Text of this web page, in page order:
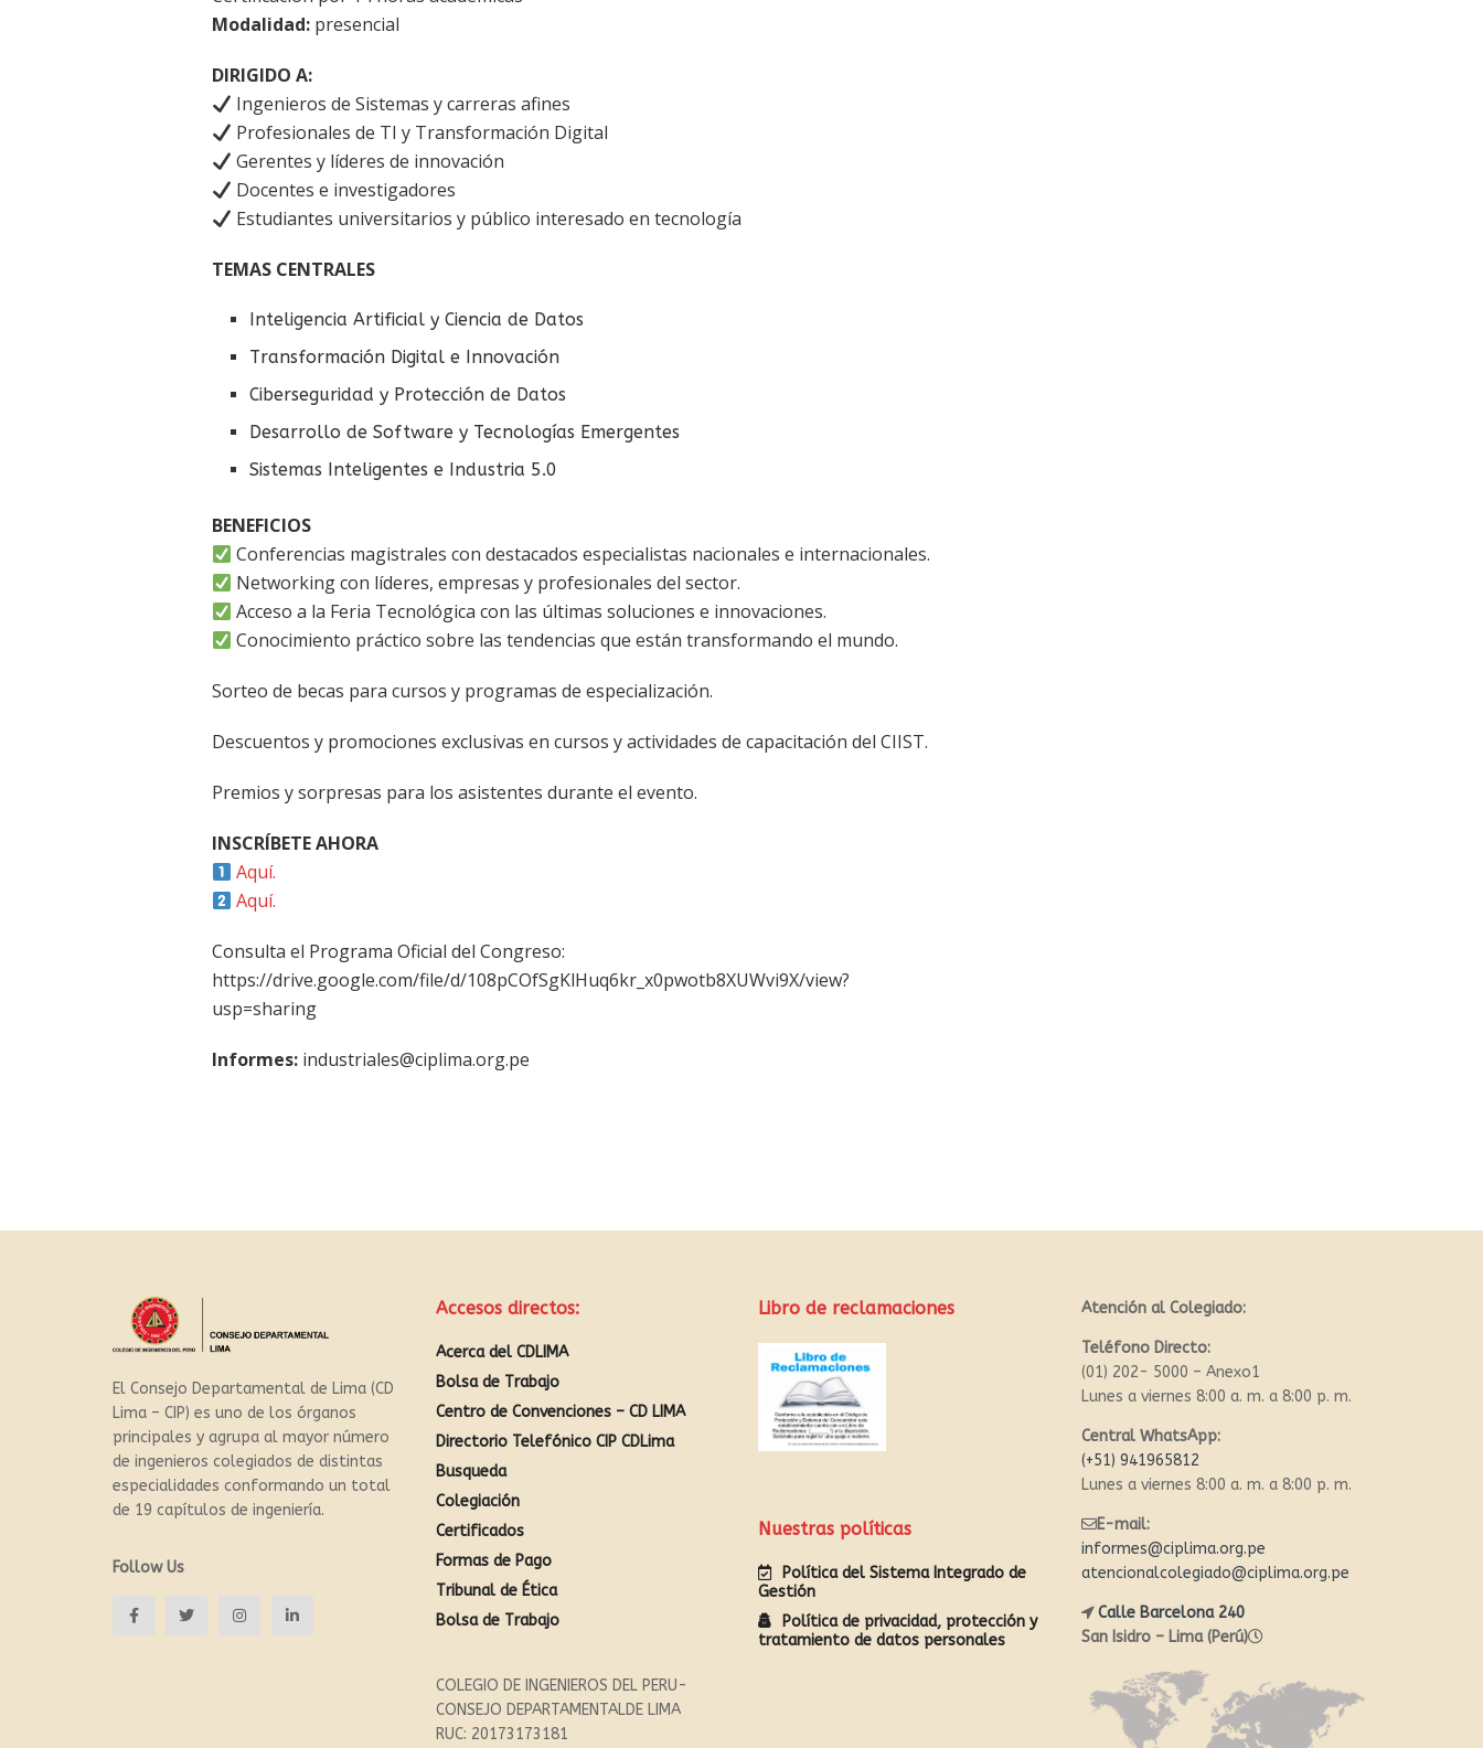
Modalidad: presencial
DIRIGIDO A:
Ingenieros de Sistemas y carreras afines
Profesionales de TI y Transformación Digital
Gerentes y líderes de innovación
Docentes e investigadores
Estudiantes universitarios y público interesado en tecnología
TEMAS CENTRALES
Inteligencia Artificial y Ciencia de Datos
Transformación Digital e Innovación
Ciberseguridad y Protección de Datos
Desarrollo de Software y Tecnologías Emergentes
Sistemas Inteligentes e Industria 5.0
BENEFICIOS
Conferencias magistrales con destacados especialistas nacionales e internacionales.
Networking con líderes, empresas y profesionales del sector.
Acceso a la Feria Tecnológica con las últimas soluciones e innovaciones.
Conocimiento práctico sobre las tendencias que están transformando el mundo.
Sorteo de becas para cursos y programas de especialización.
Descuentos y promociones exclusivas en cursos y actividades de capacitación del CIIST.
Premios y sorpresas para los asistentes durante el evento.
INSCRÍBETE AHORA
Aquí.
Aquí.
Consulta el Programa Oficial del Congreso:
https://drive.google.com/file/d/108pCOfSgKlHuq6kr_x0pwotb8XUWvi9X/view?
usp=sharing
Informes: industriales@ciplima.org.pe
El Consejo Departamental de Lima (CD
Lima – CIP) es uno de los órganos
principales y agrupa al mayor número
de ingenieros colegiados de distintas
especialidades conformando un total
de 19 capítulos de ingeniería.
Follow Us
Accesos directos:
Acerca del CDLIMA
Bolsa de Trabajo
Centro de Convenciones – CD LIMA
Directorio Telefónico CIP CDLima
Busqueda
Colegiación
Certificados
Formas de Pago
Tribunal de Ética
Bolsa de Trabajo
COLEGIO DE INGENIEROS DEL PERU-
CONSEJO DEPARTAMENTALDE LIMA
RUC: 20173173181
Libro de reclamaciones
Nuestras políticas
Política del Sistema Integrado de
Gestión
Política de privacidad, protección y
tratamiento de datos personales
Atención al Colegiado:
Teléfono Directo:
(01) 202- 5000 – Anexo1
Lunes a viernes 8:00 a. m. a 8:00 p. m.
Central WhatsApp:
(+51) 941965812
Lunes a viernes 8:00 a. m. a 8:00 p. m.
E-mail:
informes@ciplima.org.pe
atencionalcolegiado@ciplima.org.pe
Calle Barcelona 240
San Isidro – Lima (Perú)